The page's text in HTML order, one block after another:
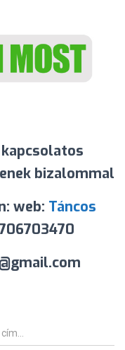
bizalommal
web: Táncos